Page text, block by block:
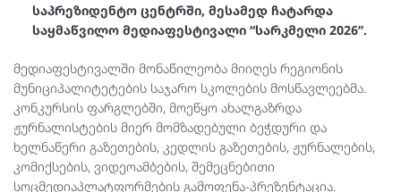
საპრეზიდენტო ცენტრში, მესამედ ჩატარდა
საყმაწვილო მედიაფესტივალი “სარკმელი 2026”.
მედიაფესტივალში მონაწილეობა მიიღეს რეგიონის
მუნიციპალიტეტების საჯარო სკოლების მოსწავლეებმა.
კონკურსის ფარგლებში, მოეწყო ახალგაზრდა
ჟურნალისტების მიერ მომზადებული ბეჭდური და
ხელნაწერი გაზეთების, კედლის გაზეთების, ჟურნალების,
კომიქსების, ვიდეოამბების, შემეცნებითი
სოცმედიაპლატფორმების გამოფენა-პრეზენტაცია.